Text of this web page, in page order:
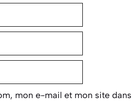
mon e-mail et mon site dans